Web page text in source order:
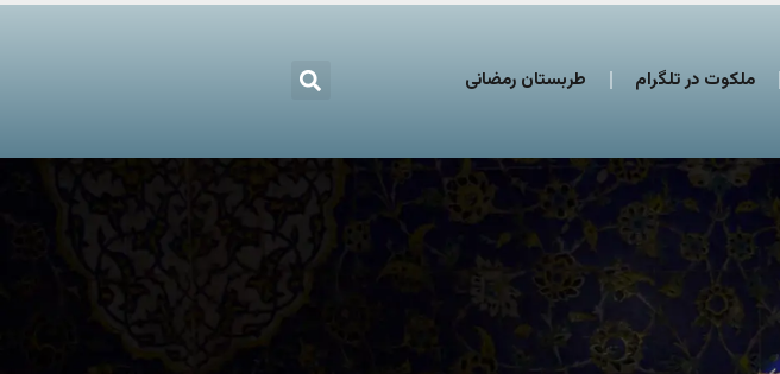
ملکوت در تلگرام طربستان رمضانی